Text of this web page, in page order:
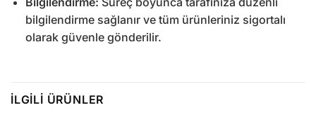
bilgilendirme sağlanır ve tüm ürünleriniz sigortalı
olarak güvenle gönderilir.
İLGILI ÜRÜNLER